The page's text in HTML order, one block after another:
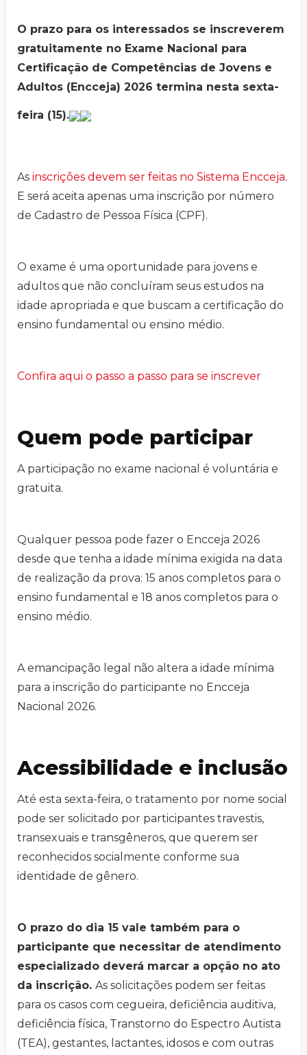
O prazo para os interessados se inscreverem
gratuitamente no Exame Nacional para
Certificação de Competências de Jovens e
Adultos (Encceja) 2026 termina nesta sexta-
feira (15).
As inscrições devem ser feitas no Sistema Encceja.
E será aceita apenas uma inscrição por número
de Cadastro de Pessoa Física (CPF).
O exame é uma oportunidade para jovens e
adultos que não concluíram seus estudos na
idade apropriada e que buscam a certificação do
ensino fundamental ou ensino médio.
Confira aqui o passo a passo para se inscrever
Quem pode participar
A participação no exame nacional é voluntária e
gratuita.
Qualquer pessoa pode fazer o Encceja 2026
desde que tenha a idade mínima exigida na data
de realização da prova: 15 anos completos para o
ensino fundamental e 18 anos completos para o
ensino médio.
A emancipação legal não altera a idade mínima
para a inscrição do participante no Encceja
Nacional 2026.
Acessibilidade e inclusão
Até esta sexta-feira, o tratamento por nome social
pode ser solicitado por participantes travestis,
transexuais e transgêneros, que querem ser
reconhecidos socialmente conforme sua
identidade de gênero.
O prazo do dia 15 vale também para o
participante que necessitar de atendimento
especializado deverá marcar a opção no ato
da inscrição. As solicitações podem ser feitas
para os casos com cegueira, deficiência auditiva,
deficiência física, Transtorno do Espectro Autista
(TEA), gestantes, lactantes, idosos e com outras